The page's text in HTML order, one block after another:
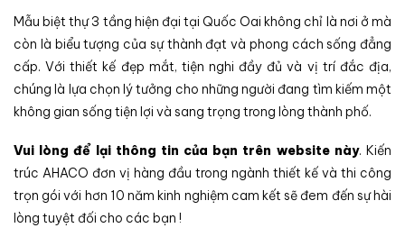
Mẫu biệt thự 3 tầng hiện đại tại Quốc Oai không chỉ là nơi ở mà
còn là biểu tượng của sự thành đạt và phong cách sống đẳng
cấp. Với thiết kế đẹp mắt, tiện nghi đầy đủ và vị trí đắc địa,
chúng là lựa chọn lý tưởng cho những người đang tìm kiếm một
không gian sống tiện lợi và sang trọng trong lòng thành phố.
Vui lòng để lại thông tin của bạn trên website này. Kiến
trúc AHACO đơn vị hàng đầu trong ngành thiết kế và thi công
trọn gói với hơn 10 năm kinh nghiệm cam kết sẽ đem đến sự hài
lòng tuyệt đối cho các bạn !